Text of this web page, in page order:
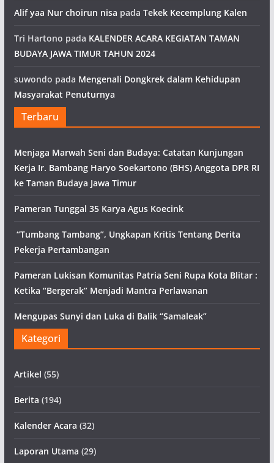
Alif yaa Nur choirun nisa pada Tekek Kecemplung Kalen
Tri Hartono pada KALENDER ACARA KEGIATAN TAMAN
BUDAYA JAWA TIMUR TAHUN 2024
suwondo pada Mengenali Dongkrek dalam Kehidupan
Masyarakat Penuturnya
Terbaru
Menjaga Marwah Seni dan Budaya: Catatan Kunjungan
Kerja Ir. Bambang Haryo Soekartono (BHS) Anggota DPR RI
ke Taman Budaya Jawa Timur
Pameran Tunggal 35 Karya Agus Koecink
“Tumbang Tambang”, Ungkapan Kritis Tentang Derita
Pekerja Pertambangan
Pameran Lukisan Komunitas Patria Seni Rupa Kota Blitar :
Ketika “Bergerak” Menjadi Mantra Perlawanan
Mengupas Sunyi dan Luka di Balik “Samaleak”
Kategori
Artikel (55)
Berita (194)
Kalender Acara (32)
Laporan Utama (29)